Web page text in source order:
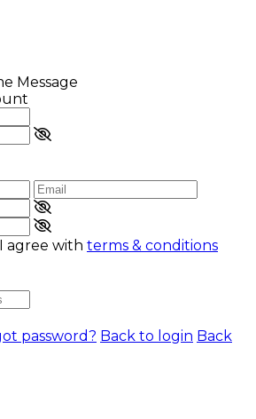
Message
I agree with terms & conditions
password? Back to login Back